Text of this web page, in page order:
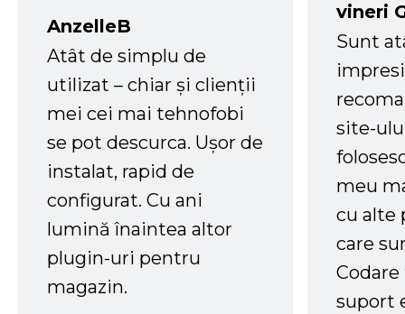
AnzelleB
Atât de simplu de
utilizat – chiar și clienții
mei cei mai tehnofobi
se pot descurca. Ușor de
instalat, rapid de
configurat. Cu ani
lumină înaintea altor
plugin-uri pentru
magazin.
vineri
Sunt
site-
meu
cu alte
care
suport